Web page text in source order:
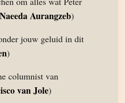
Naeeda Aurangzeb)
jouw geluid in dit
)
columnist van
van Jole)